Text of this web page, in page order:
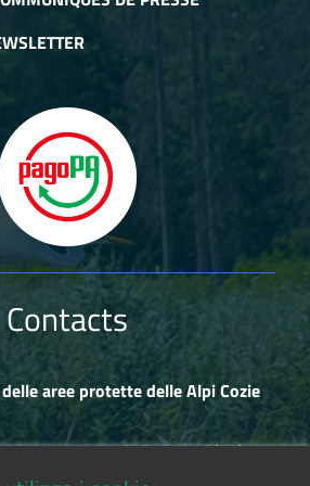
Contacts
aree protette delle Alpi Cozie
1 - 10050 Salbertrand (TO)